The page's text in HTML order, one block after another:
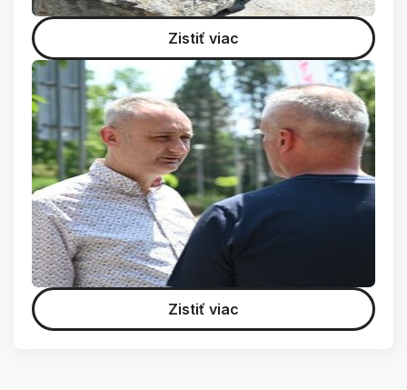
Zistiť viac
Zistiť viac